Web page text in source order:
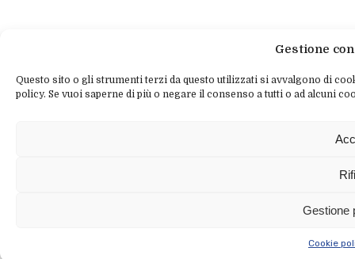
Gestione
Questo sito o gli strumenti terzi da questo utilizzati si avvalgono di
policy. Se vuoi saperne di più o negare il consenso a tutti o ad alcuni
Gestione
Cookie